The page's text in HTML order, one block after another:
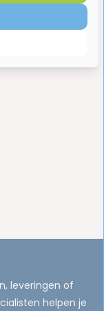
leveringen of
helpen je